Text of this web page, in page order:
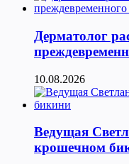
Дерматолог
10.08.2026
Ведущая
крошечном